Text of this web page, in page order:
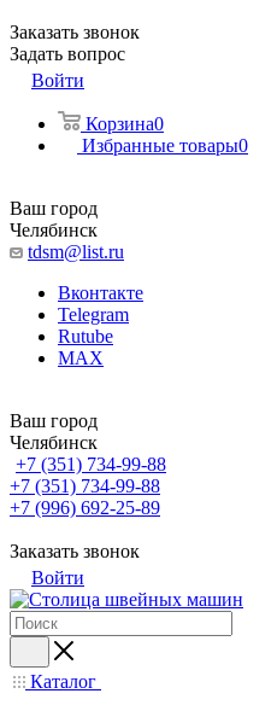
Заказать звонок
Задать вопрос
Войти
Корзина0
Избранные товары0
Ваш город
Челябинск
tdsm@list.ru
Вконтакте
Telegram
Rutube
MAX
Ваш город
Челябинск
+7 (351) 734-99-88
+7 (351) 734-99-88
+7 (996) 692-25-89
Заказать звонок
Войти
Каталог